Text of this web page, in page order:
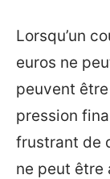
Lorsqu’un
euros ne
peuvent
pression
frustrant de
ne peut être